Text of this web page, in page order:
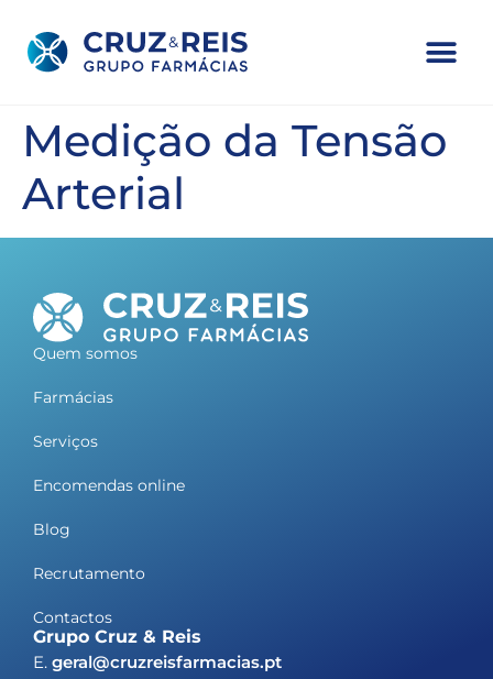
Medição da Tensão
Arterial
Quem somos
Farmácias
Serviços
Encomendas online
Blog
Recrutamento
Contactos
Grupo Cruz & Reis
E. geral@cruzreisfarmacias.pt